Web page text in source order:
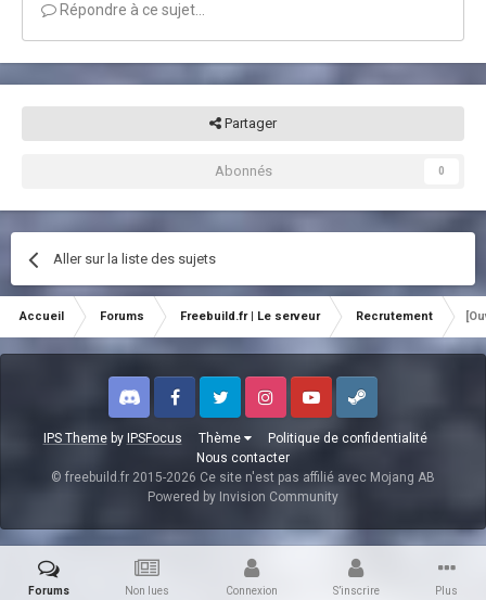
Répondre à ce sujet…
Partager
Abonnés 0
Aller sur la liste des sujets
Accueil Forums Freebuild.fr | Le serveur Recrutement
IPS Themeby IPSFocus Thème
Politique de confidentialité
Nous contacter
Discord FacebookTwitter InstagramYoutubeSteam
© freebuild.fr 2015-2026 Ce site n'est pas affilié avec Mojang AB
Powered by Invision Community
Forums Non lues Connexion S’inscrire Plus